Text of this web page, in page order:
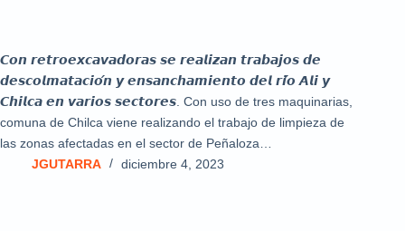
𝘾𝙤𝙣 𝙧𝙚𝙩𝙧𝙤𝙚𝙭𝙘𝙖𝙫𝙖𝙙𝙤𝙧𝙖𝙨 𝙨𝙚 𝙧𝙚𝙖𝙡𝙞𝙯𝙖𝙣 𝙩𝙧𝙖𝙗𝙖𝙟𝙤𝙨 𝙙𝙚
𝙙𝙚𝙨𝙘𝙤𝙡𝙢𝙖𝙩𝙖𝙘𝙞𝙤́𝙣 𝙮 𝙚𝙣𝙨𝙖𝙣𝙘𝙝𝙖𝙢𝙞𝙚𝙣𝙩𝙤 𝙙𝙚𝙡 𝙧𝙞́𝙤 𝘼𝙡𝙞 𝙮
𝘾𝙝𝙞𝙡𝙘𝙖 𝙚𝙣 𝙫𝙖𝙧𝙞𝙤𝙨 𝙨𝙚𝙘𝙩𝙤𝙧𝙚𝙨. Con uso de tres maquinarias,
comuna de Chilca viene realizando el trabajo de limpieza de
las zonas afectadas en el sector de Peñaloza…
JGUTARRA
diciembre 4, 2023